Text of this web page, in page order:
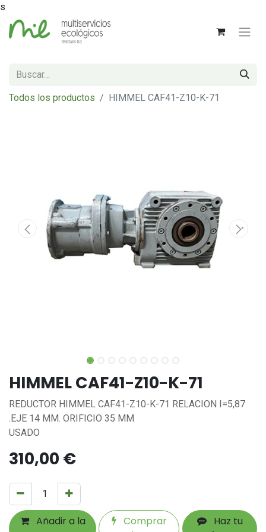
s
Todos los productos HIMMEL CAF41-Z10-K-71
HIMMEL CAF41-Z10-K-71
REDUCTOR HIMMEL CAF41-Z10-K-71 RELACION I=5,87
.EJE 14 MM. ORIFICIO 35 MM
USADO
310,00 €
Añadir a la
Comprar
Haz tu